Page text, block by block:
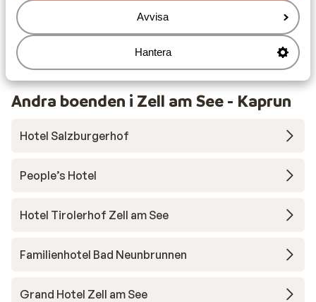
Avvisa
Hantera
Andra boenden i Zell am See - Kaprun
Hotel Salzburgerhof
People’s Hotel
Hotel Tirolerhof Zell am See
Familienhotel Bad Neunbrunnen
Grand Hotel Zell am See